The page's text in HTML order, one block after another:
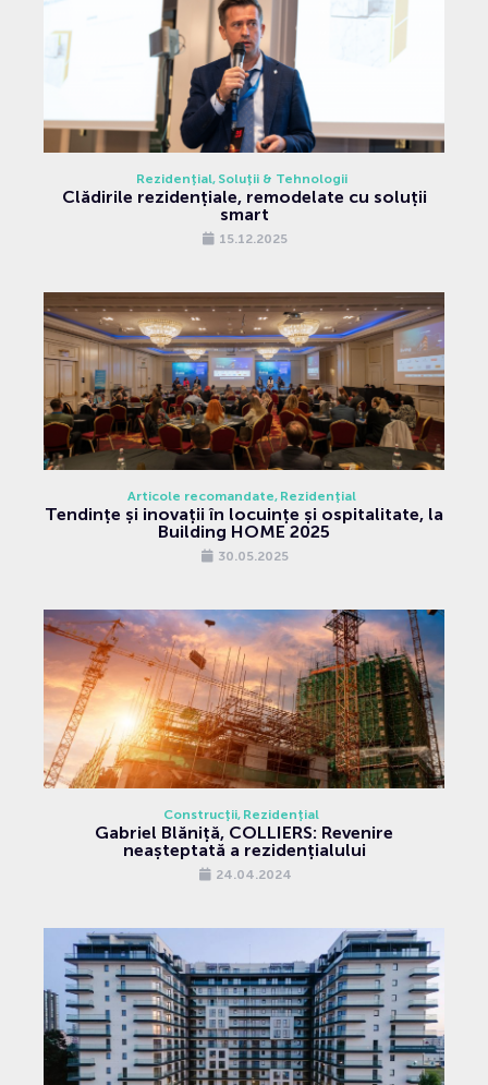
Rezidențial Soluții & Tehnologii
Clădirile rezidențiale, remodelate cu soluții
smart
15.12.2025
Articole recomandate Rezidențial
Tendințe și inovații în locuințe și ospitalitate, la
Building HOME 2025
30.05.2025
Construcții Rezidențial
Gabriel Blăniță, COLLIERS: Revenire
neașteptată a rezidențialului
24.04.2024